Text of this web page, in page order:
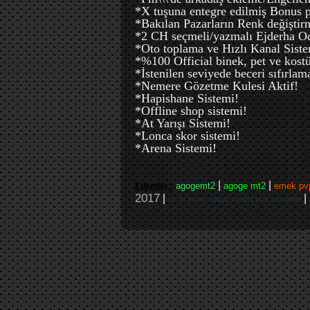
*X tuşuna entegre edilmiş Bonus
*Bakılan Pazarların Renk
*2 CH seçmeli/yazmalı Ejderha
*Oto toplama ve Hızlı Kanal
*%100 Official binek, pet ve
*İstenilen seviyede beceri
*Nemere Gözetme Kulesi Aktif!
*Hapishane Sistemi!
*Offline shop sistemi!
*At Yarışı Sistemi!
*Lonca skor sistemi!
*Arena Sistemi!
Etiketler : agogemt2| agoge mt2| emek
2017|en iyi emek editsiz metin2 pvp serverler|